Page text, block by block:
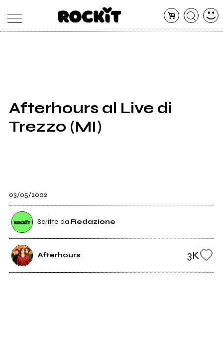
SHOP
RADIO
Afterhours al Live di
Trezzo (MI)
03/05/2002
Scritto da Redazione
Afterhours 3K